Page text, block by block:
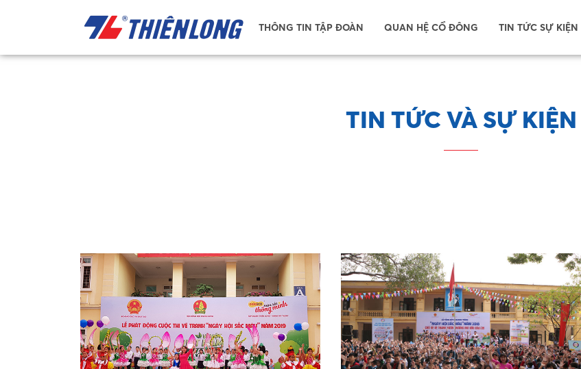
THÔNG TIN TẬP ĐOÀN QUAN HỆ CỔ ĐÔNG TIN TỨC SỰ KIỆN
TIN TỨC VÀ SỰ KIỆN